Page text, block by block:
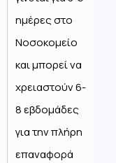
ημέρες στο
Νοσοκομείο
και μπορεί να
χρειαστούν 6-
8 εβδομάδες
για την πλήρη
επαναφορά